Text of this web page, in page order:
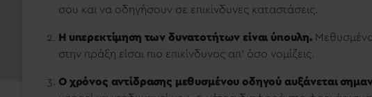
σου και να οδηγήσουν σε επικίνδυνες καταστάσεις.
Η υπερεκτίμηση των δυνατοτήτων είναι ύπουλη.
στην πράξη είσαι πιο επικίνδυνος απ’ όσο νομίζεις.
Ο χρόνος αντίδρασης μεθυσμένου οδηγού αυξάνεται